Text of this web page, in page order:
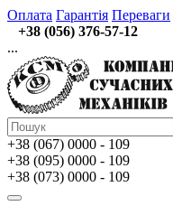
Оплата Гарантія Переваги
+38 (056) 376-57-12
...
+38 (067) 0000 - 109
+38 (095) 0000 - 109
+38 (073) 0000 - 109